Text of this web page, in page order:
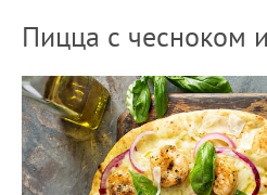
Пицца с чесноком